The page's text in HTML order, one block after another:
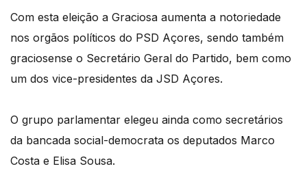
Com esta eleição a Graciosa aumenta a notoriedade
nos orgãos políticos do PSD Açores, sendo também
graciosense o Secretário Geral do Partido, bem como
um dos vice-presidentes da JSD Açores.
O grupo parlamentar elegeu ainda como secretários
da bancada social-democrata os deputados Marco
Costa e Elisa Sousa.